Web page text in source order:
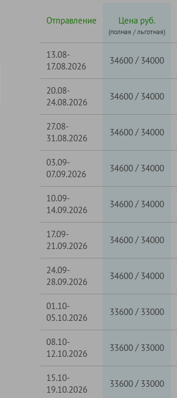
Отправление Цена руб.
(полная / льготная)
13.08-
17.08.2026
34600 / 34000
20.08-
24.08.2026
34600 / 34000
27.08-
31.08.2026
34600 / 34000
03.09-
07.09.2026
34600 / 34000
10.09-
14.09.2026
34600 / 34000
17.09-
21.09.2026
34600 / 34000
24.09-
28.09.2026
34600 / 34000
01.10-
05.10.2026
33600 / 33000
08.10-
12.10.2026
33600 / 33000
15.10-
19.10.2026
33600 / 33000